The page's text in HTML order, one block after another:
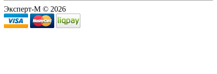
Эксперт-М © 2026